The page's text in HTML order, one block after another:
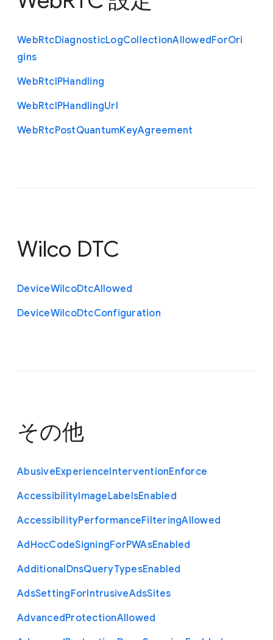
WebRtcDiagnosticLogCollectionAllowedForOri
gins
WebRtcIPHandling
WebRtcIPHandlingUrl
WebRtcPostQuantumKeyAgreement
Wilco DTC
DeviceWilcoDtcAllowed
DeviceWilcoDtcConfiguration
その他
AbusiveExperienceInterventionEnforce
AccessibilityImageLabelsEnabled
AccessibilityPerformanceFilteringAllowed
AdHocCodeSigningForPWAsEnabled
AdditionalDnsQueryTypesEnabled
AdsSettingForIntrusiveAdsSites
AdvancedProtectionAllowed